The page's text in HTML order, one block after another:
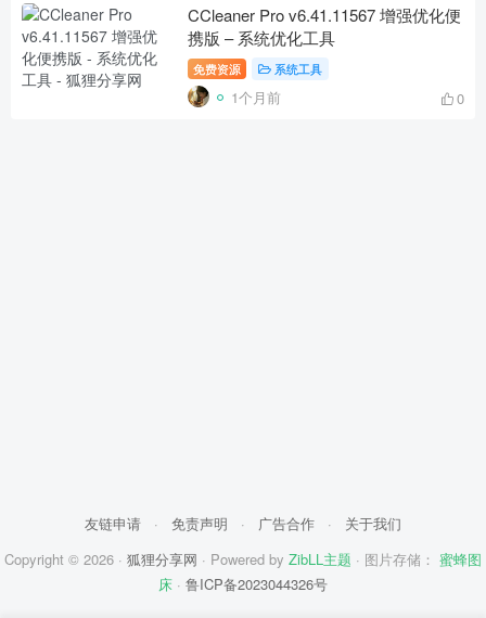
CCleaner Pro v6.41.11567 增强优化便
携版 – 系统优化工具
免费资源 系统工具
1个月前 0
友链申请 · 免责声明 · 广告合作 ·
关于我们
Copyright © 2026 · 狐狸分享网 · Powered by ZibLL主题 · 图片存储： 蜜蜂图
床 · 鲁ICP备2023044326号